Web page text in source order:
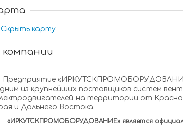
Скрыть карту
из крупнейших поставщиков систем
на территории от
и Дальнего Востока.
«ИРКУТСКПРОМОБОРУДОВАНИЕ» является